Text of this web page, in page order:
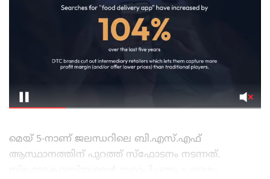
മെയ് 5-നാണ് ജലന്ധറിലെ ബി.എസ്.എഫ്
ആസ്ഥാനത്തിന് പുറത്ത് സ്ഫോടനം നടന്നത്.